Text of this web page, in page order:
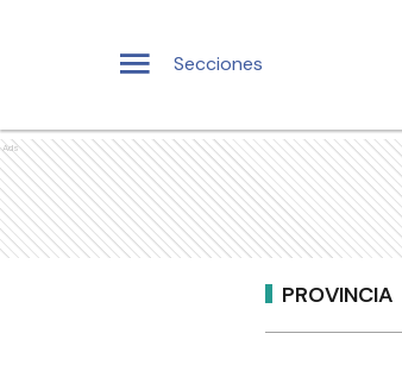
Secciones
Ads
PROVINCIA